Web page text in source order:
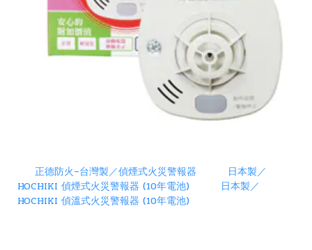
正德防火–台灣製／偵煙式火災警報器
日本製／
HOCHIKI 偵煙式火災警報器 (10年電池)
日本製／
HOCHIKI 偵溫式火災警報器 (10年電池)